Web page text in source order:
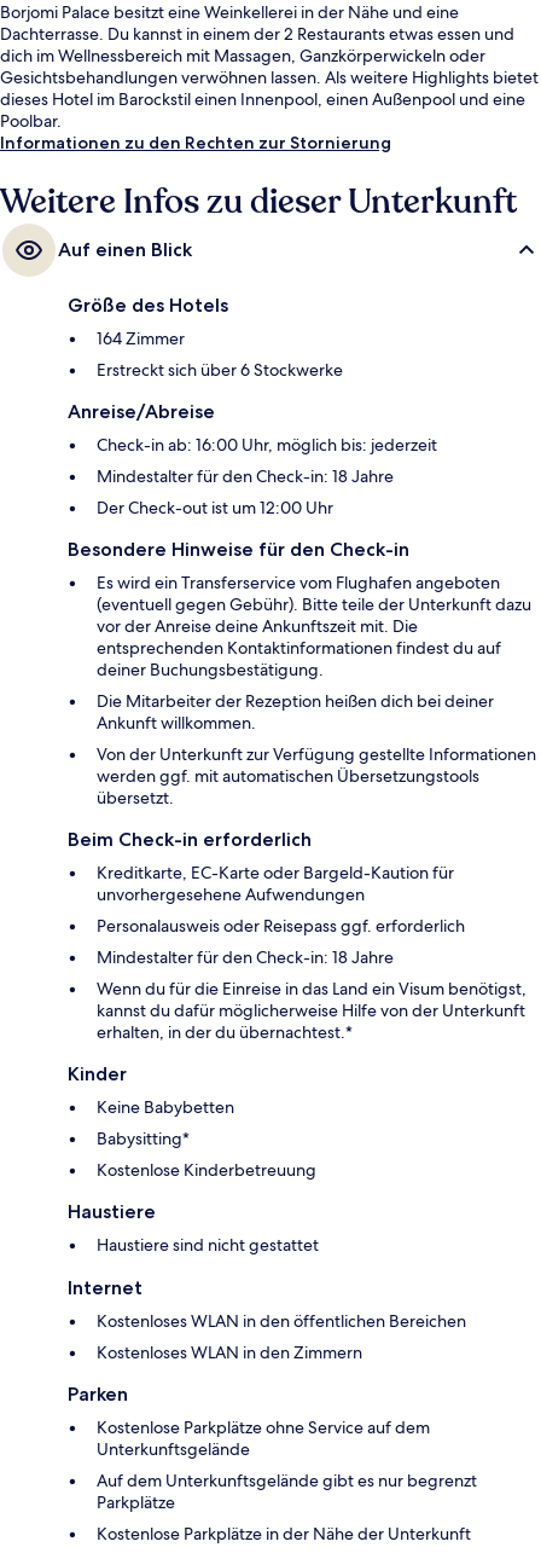
Borjomi Palace besitzt eine Weinkellerei in der Nähe und eine
Dachterrasse. Du kannst in einem der 2 Restaurants etwas essen und
dich im Wellnessbereich mit Massagen, Ganzkörperwickeln oder
Gesichtsbehandlungen verwöhnen lassen. Als weitere Highlights bietet
dieses Hotel im Barockstil einen Innenpool, einen Außenpool und eine
Poolbar.
Informationen zu den Rechten zur Stornierung
Weitere Infos zu dieser Unterkunft
Auf einen Blick
Größe des Hotels
164 Zimmer
Erstreckt sich über 6 Stockwerke
Anreise/Abreise
Check-in ab: 16:00 Uhr, möglich bis: jederzeit
Mindestalter für den Check-in: 18 Jahre
Der Check-out ist um 12:00 Uhr
Besondere Hinweise für den Check-in
Es wird ein Transferservice vom Flughafen angeboten
(eventuell gegen Gebühr). Bitte teile der Unterkunft dazu
vor der Anreise deine Ankunftszeit mit. Die
entsprechenden Kontaktinformationen findest du auf
deiner Buchungsbestätigung.
Die Mitarbeiter der Rezeption heißen dich bei deiner
Ankunft willkommen.
Von der Unterkunft zur Verfügung gestellte Informationen
werden ggf. mit automatischen Übersetzungstools
übersetzt.
Beim Check-in erforderlich
Kreditkarte, EC-Karte oder Bargeld-Kaution für
unvorhergesehene Aufwendungen
Personalausweis oder Reisepass ggf. erforderlich
Mindestalter für den Check-in: 18 Jahre
Wenn du für die Einreise in das Land ein Visum benötigst,
kannst du dafür möglicherweise Hilfe von der Unterkunft
erhalten, in der du übernachtest.*
Kinder
Keine Babybetten
Babysitting*
Kostenlose Kinderbetreuung
Haustiere
Haustiere sind nicht gestattet
Internet
Kostenloses WLAN in den öffentlichen Bereichen
Kostenloses WLAN in den Zimmern
Parken
Kostenlose Parkplätze ohne Service auf dem
Unterkunftsgelände
Auf dem Unterkunftsgelände gibt es nur begrenzt
Parkplätze
Kostenlose Parkplätze in der Nähe der Unterkunft